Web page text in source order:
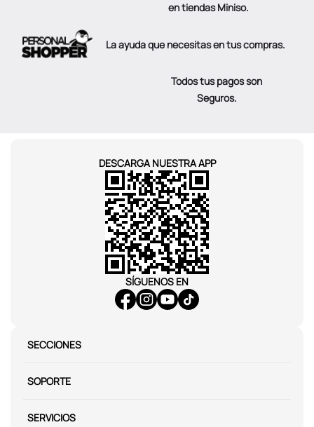
en tiendas Miniso.
La ayuda que necesitas en tus compras.
Todos tus pagos son
Seguros.
DESCARGA NUESTRA APP
SÍGUENOS EN
SECCIONES
SOPORTE
SERVICIOS